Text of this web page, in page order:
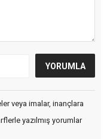
veya imalar, inançlara
yazılmış yorumlar